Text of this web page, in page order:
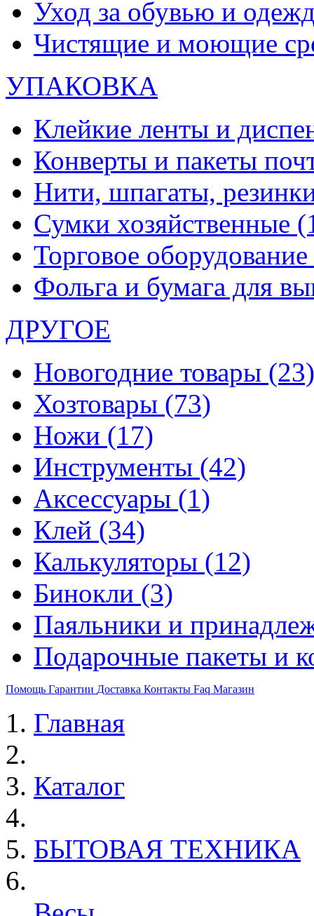
Уход за обувью и
Чистящие и моющие
УПАКОВКА
Клейкие ленты и
Конверты и пакеты
Нити, шпагаты,
Сумки хозяйственные
Торговое оборудование
Фольга и бумага для
ДРУГОЕ
Новогодние товары (23)
Хозтовары (73)
Ножи (17)
Инструменты (42)
Аксессуары (1)
Клей (34)
Калькуляторы (12)
Бинокли (3)
Паяльники и
Подарочные пакеты и
Помощь Гарантии Доставка Контакты Faq Магазин
Главная
Каталог
БЫТОВАЯ ТЕХНИКА